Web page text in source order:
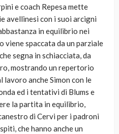
e coach Repesa mette
avellinesi con i suoi arcigni
in equilibrio nei
viene spaccata da un parziale
segna in schiacciata, da
mostrando un repertorio
anche Simon con le
ed i tentativi di Blums e
la partita in equilibrio,
di Cervi per i padroni
che hanno anche un